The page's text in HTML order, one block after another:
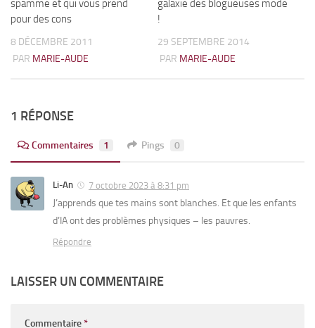
spamme et qui vous prend
pour des cons
8 DÉCEMBRE 2011
PAR MARIE-AUDE
galaxie des blogueuses mode
!
29 SEPTEMBRE 2014
PAR MARIE-AUDE
1 RÉPONSE
Commentaires 1 Pings 0
Li-An 7 octobre 2023 à 8:31 pm
J’apprends que tes mains sont blanches. Et que les enfants
d’IA ont des problèmes physiques – les pauvres.
Répondre
LAISSER UN COMMENTAIRE
Commentaire*